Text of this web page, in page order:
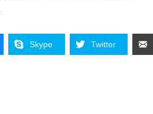
Skype Twitter